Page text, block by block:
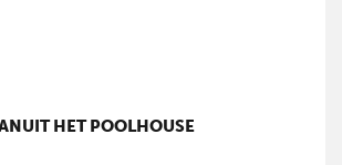
HET POOLHOUSE